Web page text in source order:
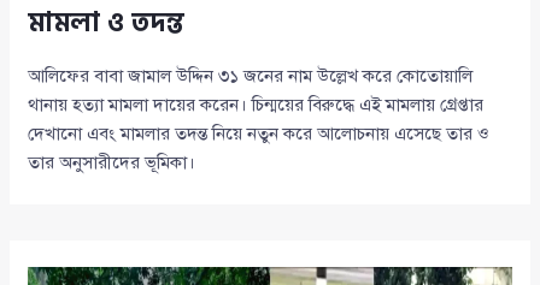
মামলা ও তদন্ত
আলিফের বাবা জামাল উদ্দিন ৩১ জনের নাম উল্লেখ করে কোতোয়ালি
থানায় হত্যা মামলা দায়ের করেন। চিন্ময়ের বিরুদ্ধে এই মামলায় গ্রেপ্তার
দেখানো এবং মামলার তদন্ত নিয়ে নতুন করে আলোচনায় এসেছে তার ও
তার অনুসারীদের ভূমিকা।